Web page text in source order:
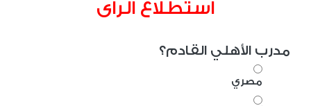
استطلاع الراى
مدرب الأهلي القادم؟
مصري